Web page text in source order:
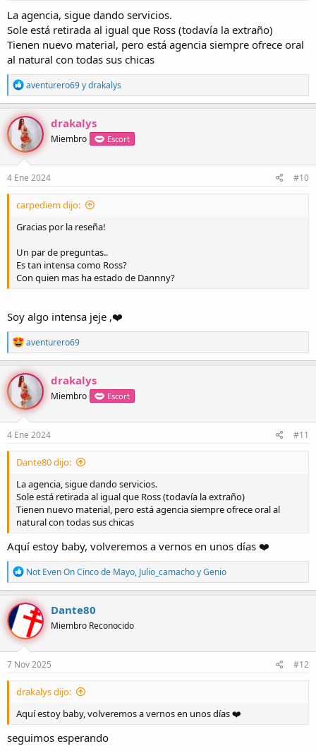
La agencia, sigue dando servicios.
Sole está retirada al igual que Ross (todavía la extraño)
Tienen nuevo material, pero está agencia siempre ofrece oral
al natural con todas sus chicas
R
e
a
c
c
i
o
n
e
aventurero69ydrakalys
drakalys
Miembro Escort
4 Ene 2024 #10
carpediem dijo:
Gracias por la reseña!
Un par de preguntas..
Es tan intensa como Ross?
Con quien mas ha estado de Dannny?
Soy algo intensa jeje ,❤️
R
e
a
c
c
i
o
n
e
aventurero69
drakalys
Miembro Escort
4 Ene 2024 #11
Dante80 dijo:
La agencia, sigue dando servicios.
Sole está retirada al igual que Ross (todavía la extraño)
Tienen nuevo material, pero está agencia siempre ofrece oral al
natural con todas sus chicas
Aquí estoy baby, volveremos a vernos en unos días ❤️
R
e
a
c
c
o
n
e
Not Even On Cinco de Mayo, Julio_camachoyGenio
Dante80
Miembro Reconocido
7 Nov 2025 #12
drakalys dijo:
Aquí estoy baby, volveremos a vernos en unos días ❤️
seguimos esperando